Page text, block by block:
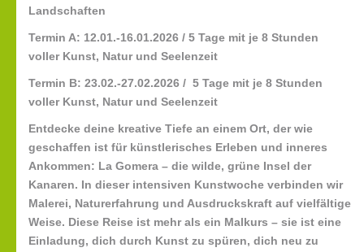
Landschaften
Termin A: 12.01.-16.01.2026 / 5 Tage mit je 8 Stunden
voller Kunst, Natur und Seelenzeit
Termin B: 23.02.-27.02.2026 / 5 Tage mit je 8 Stunden
voller Kunst, Natur und Seelenzeit
Entdecke deine kreative Tiefe an einem Ort, der wie
geschaffen ist für künstlerisches Erleben und inneres
Ankommen: La Gomera – die wilde, grüne Insel der
Kanaren. In dieser intensiven Kunstwoche verbinden wir
Malerei, Naturerfahrung und Ausdruckskraft auf vielfältige
Weise. Diese Reise ist mehr als ein Malkurs – sie ist eine
Einladung, dich durch Kunst zu spüren, dich neu zu